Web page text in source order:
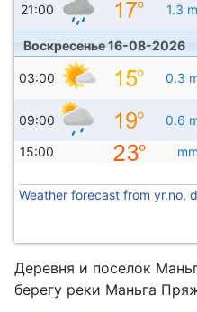
21:00 1.3
Воскресенье 16-08-2026
03:00 0.3
09:00 0.6
15:00 mm
Weather forecast from yr.no,
Деревня и поселок
берегу реки Маньга